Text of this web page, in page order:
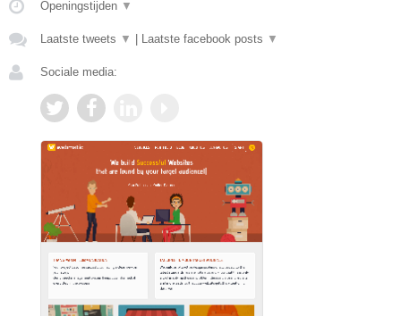
Openingstijden ▼
Laatste tweets ▼ Laatste facebook posts ▼
Sociale media: